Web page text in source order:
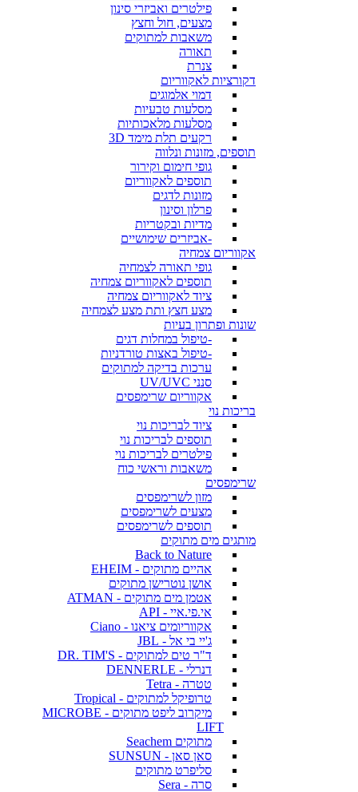
פילטרים ואביזרי סינון
מצעים, חול וחצץ
משאבות למתוקים
תאורה
צנרת
דקורציות לאקווריום
דמוי אלמוגים
מסלעות טבעיות
מסלעות מלאכותיות
רקעים תלת מימד 3D
תוספים, מזונות ונלווה
גופי חימום וקירור
תוספים לאקווריום
מזונות לדגים
פרלון וסינון
מדיות ובקטריות
-אביזרים שימושיים
אקווריום צמחיה
גופי תאורה לצמחיה
תוספים לאקווריום צמחיה
ציוד לאקווריום צמחיה
מצע חצץ ותת מצע לצמחיה
שונות ופתרון בעיות
-טיפול במחלות דגים
-טיפול באצות טורדניות
ערכות בדיקה למתוקים
סנני UV/UVC
אקווריום שרימפסים
בריכות נוי
ציוד לבריכות נוי
תוספים לבריכות נוי
פילטרים לבריכות נוי
משאבות וראשי כוח
שרימפסים
מזון לשרימפסים
מצעים לשרימפסים
תוספים לשרימפסים
מותגים מים מתוקים
Back to Nature
אהיים מתוקים - EHEIM
אושן נוטרישן מתוקים
אטמן מים מתוקים - ATMAN
אי.פי.איי - API
אקווריומים ציאנו - Ciano
ג'יי בי אל - JBL
ד"ר טים למתוקים - DR. TIM'S
דנרלי - DENNERLE
טטרה - Tetra
טרופיקל למתוקים - Tropical
מיקרוב ליפט מתוקים - MICROBE
LIFT
מתוקים Seachem
סאן סאן - SUNSUN
סליפרט מתוקים
סרה - Sera